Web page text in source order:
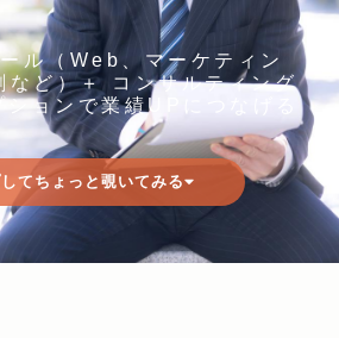
ール（Web、マーケティン
など）＋ コンサルティング
ションで業績UPにつなげる
てちょっと覗いてみる